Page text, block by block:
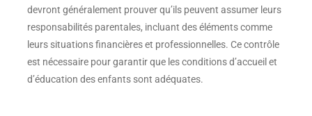
devront généralement prouver qu’ils peuvent assumer leurs
responsabilités parentales, incluant des éléments comme
leurs situations financières et professionnelles. Ce contrôle
est nécessaire pour garantir que les conditions d’accueil et
d’éducation des enfants sont adéquates.